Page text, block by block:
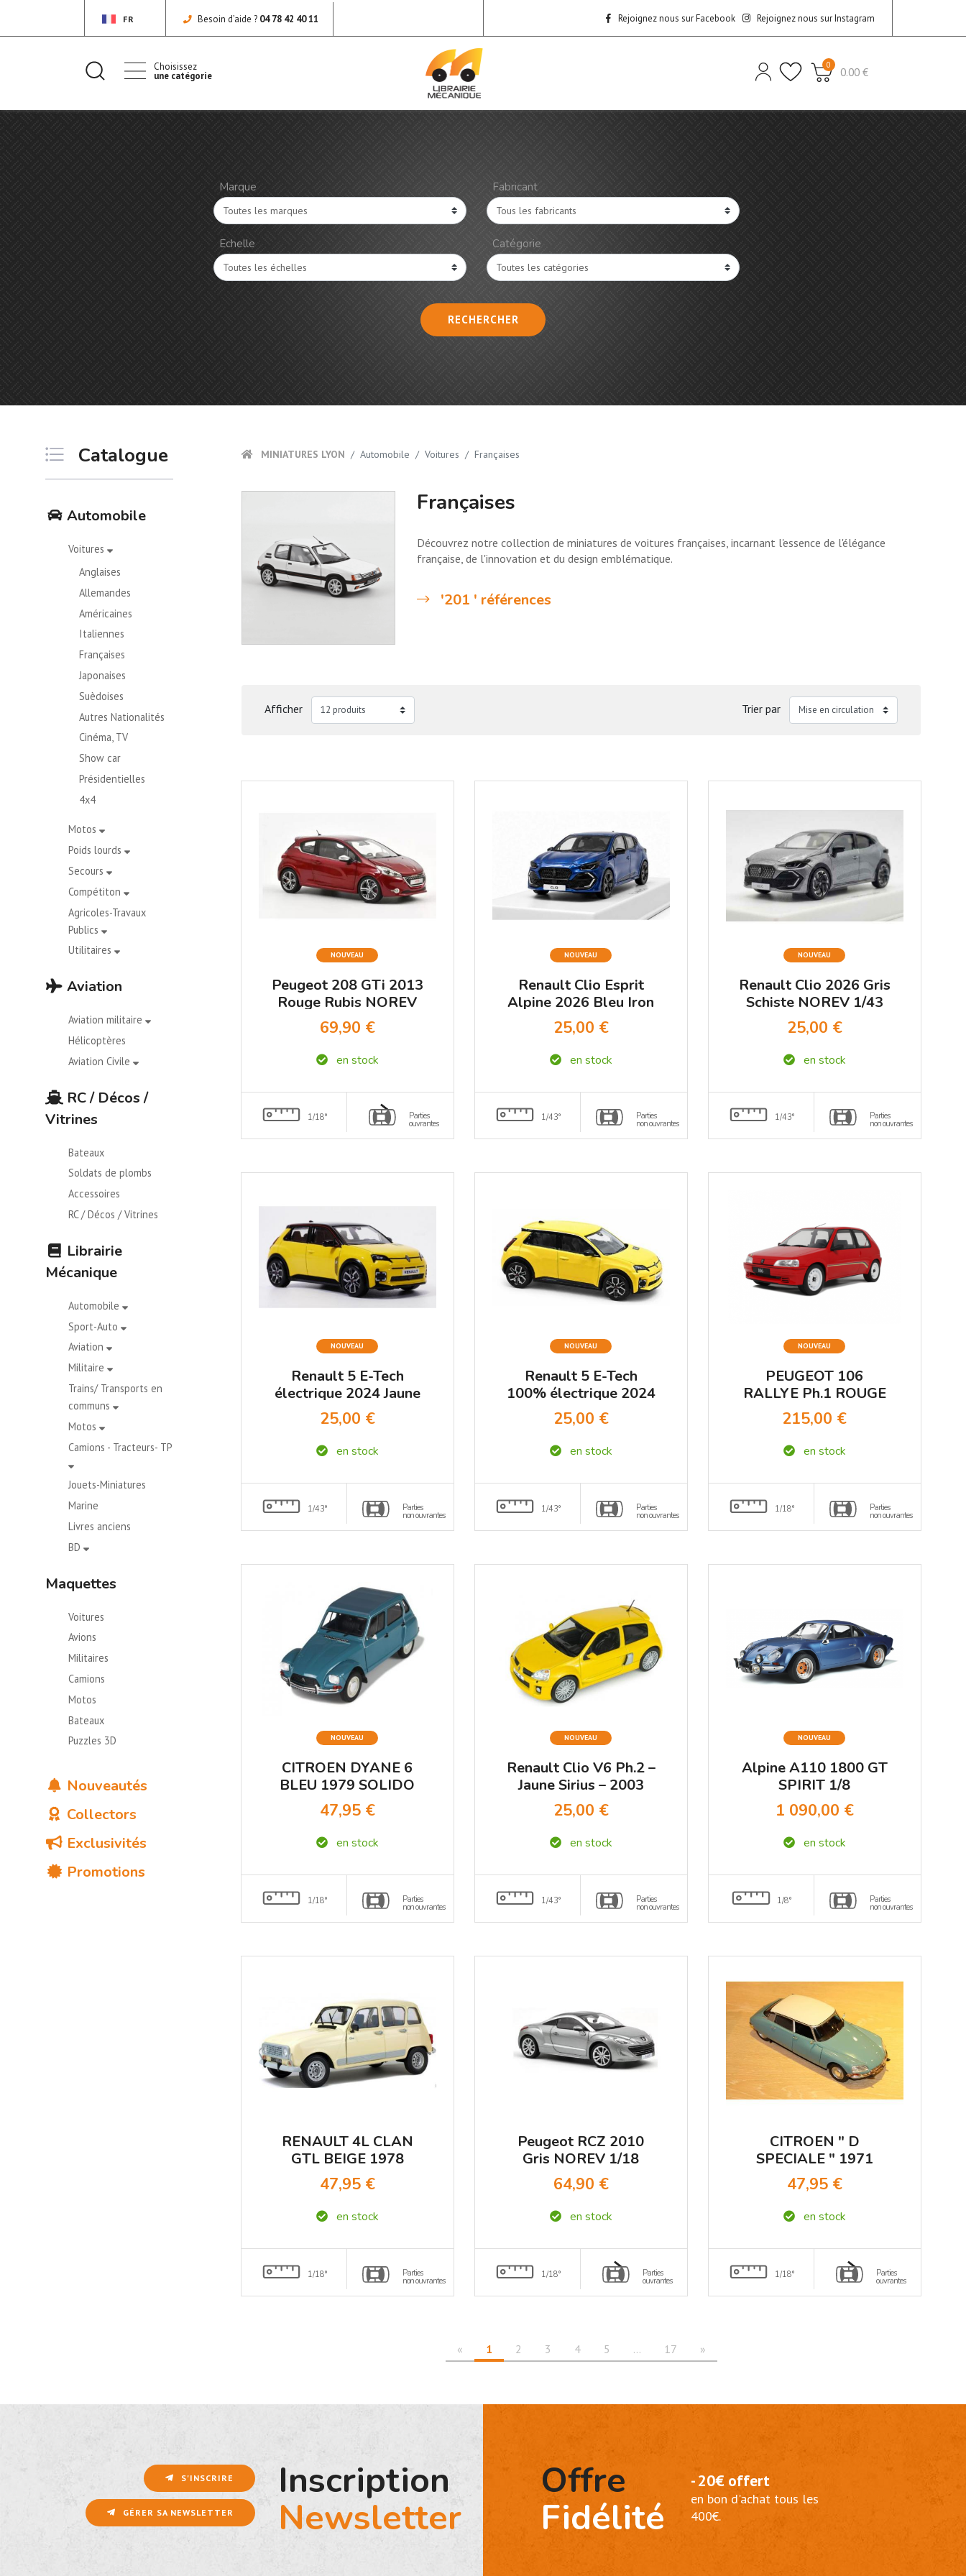
FR Besoin d’aide ? 04 78 42 40 11 Rejoignez nous sur Facebook Rejoignez nous sur Instagram
Choisissez
une catégorie
0
0.00 €
Marque
Echelle
Fabricant
Catégorie
Catalogue
Automobile
Voitures
Anglaises
Allemandes
Américaines
Italiennes
Françaises
Japonaises
Suèdoises
Autres Nationalités
Cinéma, TV
Show car
Présidentielles
4x4
Motos
Poids lourds
Secours
Compétiton
Agricoles-Travaux
Publics
Utilitaires
Aviation
Aviation militaire
Hélicoptères
Aviation Civile
RC / Décos /
Vitrines
Bateaux
Soldats de plombs
Accessoires
RC / Décos / Vitrines
Librairie
Mécanique
Automobile
Sport-Auto
Aviation
Militaire
Trains/ Transports en
communs
Motos
Camions - Tracteurs- TP
Jouets-Miniatures
Marine
Livres anciens
BD
Maquettes
Voitures
Avions
Militaires
Camions
Motos
Bateaux
Puzzles 3D
Nouveautés
Collectors
Exclusivités
Promotions
MINIATURES LYON Automobile Voitures Françaises
Françaises
Découvrez notre collection de miniatures de voitures françaises, incarnant l'essence de l'élégance
française, de l'innovation et du design emblématique.
'201 ' références
Afficher Trier par
NOUVEAU
Peugeot 208 GTi 2013
Rouge Rubis NOREV
1/18
69,90 €
en stock
1/18° Parties
ouvrantes
NOUVEAU
Renault Clio Esprit
Alpine 2026 Bleu Iron
NOREV 1/43
25,00 €
en stock
1/43° Parties
non ouvrantes
NOUVEAU
Renault Clio 2026 Gris
Schiste NOREV 1/43
25,00 €
en stock
1/43° Parties
non ouvrantes
NOUVEAU
Renault 5 E-Tech
électrique 2024 Jaune
Pop et Noir NOREV
1/43
25,00 €
en stock
1/43° Parties
non ouvrantes
NOUVEAU
Renault 5 E-Tech
100% électrique 2024
Jaune Pop NOREV
1/43
25,00 €
en stock
1/43° Parties
non ouvrantes
NOUVEAU
PEUGEOT 106
RALLYE Ph.1 ROUGE
OTTOMOBILE 1/12°
215,00 €
en stock
1/18° Parties
non ouvrantes
NOUVEAU
CITROEN DYANE 6
BLEU 1979 SOLIDO
1/18°
47,95 €
en stock
1/18° Parties
non ouvrantes
NOUVEAU
Renault Clio V6 Ph.2 –
Jaune Sirius – 2003
SOLIDO 1/43
25,00 €
en stock
1/43° Parties
non ouvrantes
NOUVEAU
Alpine A110 1800 GT
SPIRIT 1/8
1 090,00 €
en stock
1/8° Parties
non ouvrantes
RENAULT 4L CLAN
GTL BEIGE 1978
SOLIDO 1/18°
47,95 €
en stock
1/18° Parties
non ouvrantes
Peugeot RCZ 2010
Gris NOREV 1/18
64,90 €
en stock
1/18° Parties
ouvrantes
CITROEN " D
SPECIALE " 1971
BLEU SOLIDO 1/18°
47,95 €
en stock
1/18° Parties
ouvrantes
« 1 2 3 4 5 … 17 »
S'INSCRIRE
GÉRER SA NEWSLETTER
Inscription
Newsletter
Offre
Fidélité
- 20€ offert
en bon d'achat tous les
400€.